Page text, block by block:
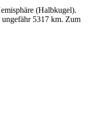
(Halbkugel).
5317 km. Zum